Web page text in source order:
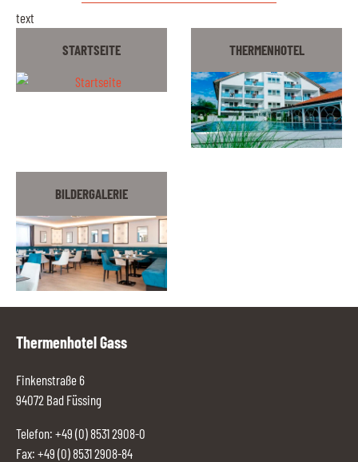
text
STARTSEITE
THERMENHOTEL
BILDERGALERIE
Thermenhotel Gass
Finkenstraße 6
94072 Bad Füssing
Telefon: +49 (0) 8531 2908-0
Fax: +49 (0) 8531 2908-84